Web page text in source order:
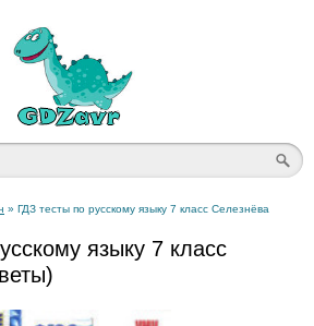
» ГДЗ тесты по русскому языку 7 класс Селезнёва
языку 7 класс